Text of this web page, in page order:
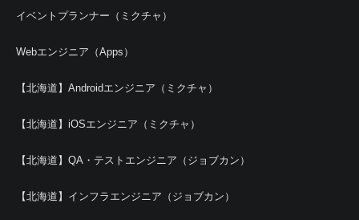
イベントプランナー（ミクチャ）
Webエンジニア（Apps）
【北海道】Androidエンジニア（ミクチャ）
【北海道】iOSエンジニア（ミクチャ）
【北海道】QA・テストエンジニア（ジョブカン）
【北海道】インフラエンジニア（ジョブカン）